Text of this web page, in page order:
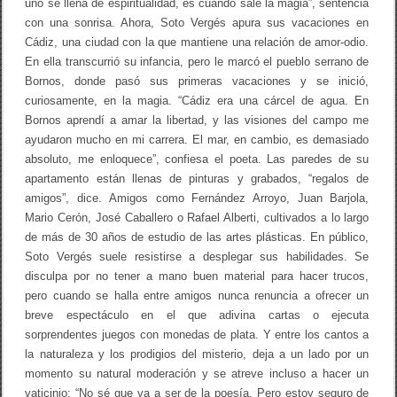
uno se llena de espiritualidad, es cuando sale la magia”, sentencia
con una sonrisa. Ahora, Soto Vergés apura sus vacaciones en
Cádiz, una ciudad con la que mantiene una relación de amor-odio.
En ella transcurrió su infancia, pero le marcó el pueblo serrano de
Bornos, donde pasó sus primeras vacaciones y se inició,
curiosamente, en la magia. “Cádiz era una cárcel de agua. En
Bornos aprendí a amar la libertad, y las visiones del campo me
ayudaron mucho en mi carrera. El mar, en cambio, es demasiado
absoluto, me enloquece”, confiesa el poeta. Las paredes de su
apartamento están llenas de pinturas y grabados, “regalos de
amigos”, dice. Amigos como Fernández Arroyo, Juan Barjola,
Mario Cerón, José Caballero o Rafael Alberti, cultivados a lo largo
de más de 30 años de estudio de las artes plásticas. En público,
Soto Vergés suele resistirse a desplegar sus habilidades. Se
disculpa por no tener a mano buen material para hacer trucos,
pero cuando se halla entre amigos nunca renuncia a ofrecer un
breve espectáculo en el que adivina cartas o ejecuta
sorprendentes juegos con monedas de plata. Y entre los cantos a
la naturaleza y los prodigios del misterio, deja a un lado por un
momento su natural moderación y se atreve incluso a hacer un
vaticinio: “No sé que va a ser de la poesía. Pero estoy seguro de